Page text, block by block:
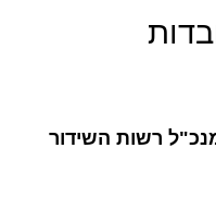
רשות השידור